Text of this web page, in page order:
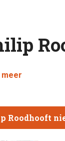
meer
Roodhooft